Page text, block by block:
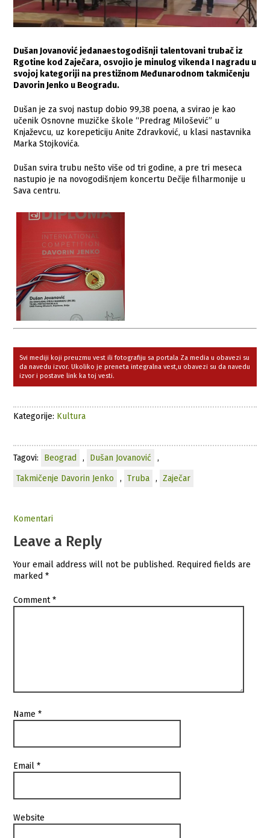
Dušan Jovanović jedanaestogodišnji talentovani trubač iz
Rgotine kod Zaječara, osvojio je minulog vikenda I nagradu u
svojoj kategoriji na prestižnom Međunarodnom takmičenju
Davorin Jenko u Beogradu.
Dušan je za svoj nastup dobio 99,38 poena, a svirao je kao
učenik Osnovne muzičke škole “Predrag Milošević” u
Knjaževcu, uz korepeticiju Anite Zdravković, u klasi nastavnika
Marka Stojkovića.
Dušan svira trubu nešto više od tri godine, a pre tri meseca
nastupio je na novogodišnjem koncertu Dečije filharmonije u
Sava centru.
Svi mediji koji preuzmu vest ili fotografiju sa portala Za media u obavezi su
da navedu izvor. Ukoliko je preneta integralna vest,u obavezi su da navedu
izvor i postave link ka toj vesti.
Kategorije: Kultura
Tagovi: Beograd , Dušan Jovanović
,
Takmičenje Davorin Jenko
, Truba , Zaječar
Komentari
Leave a Reply
Your email address will not be published. Required fields are
marked*
Comment*
Name*
Email*
Website